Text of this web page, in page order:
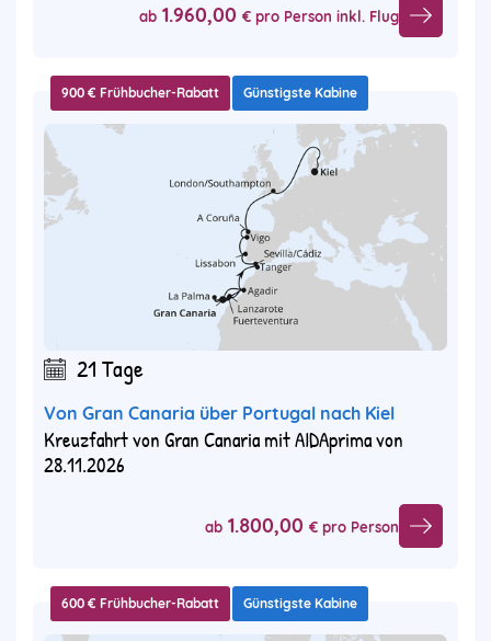
ab 1.960,00 € pro Person inkl. Flug
900 € Frühbucher-Rabatt Günstigste Kabine
21 Tage
Von Gran Canaria über Portugal nach Kiel
Kreuzfahrt von Gran Canaria mit AIDAprima von
28.11.2026
ab 1.800,00 € pro Person
600 € Frühbucher-Rabatt Günstigste Kabine